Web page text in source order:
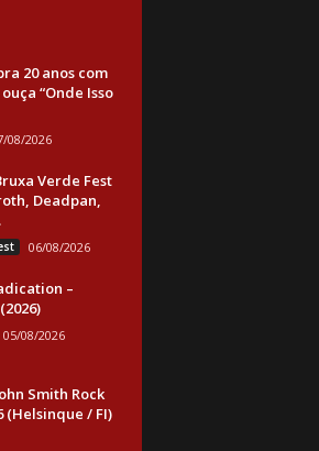
20 anos com
“Onde Isso
08/2026
Verde Fest
Deadpan,
06/08/2026
–
05/08/2026
Smith Rock
(Helsinque / FI)